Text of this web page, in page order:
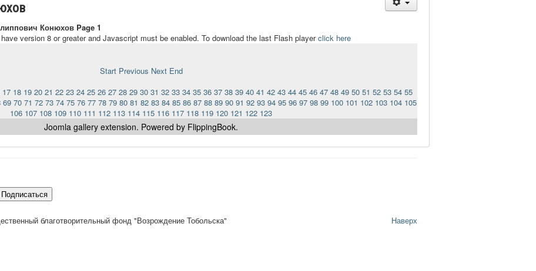
Конюхов Page 1
version 8 or greater and Javascript must be enabled. To download the last Flash playerclick here
Start Previous Next End
17 18 19 20 21 22 23 24 25 26 27 28 29 30 31 32 33 34 35 36 37 38 39 40 41 42 43 44 45 46 47 48 49 50 51 52 53 54 55
69 70 71 72 73 74 75 76 77 78 79 80 81 82 83 84 85 86 87 88 89 90 91 92 93 94 95 96 97 98 99 100 101 102 103 104 105
106 107 108 109 110 111 112 113 114 115 116 117 118 119 120 121 122 123
Joomla gallery extension. Powered by FlippingBook.
Подписаться
Наверх
благотворительный фонд "Возрождение Тобольска"